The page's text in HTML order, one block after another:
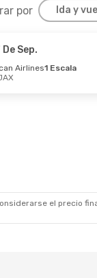
por Ida y
Sep.
Airlines1 Escala
el precio